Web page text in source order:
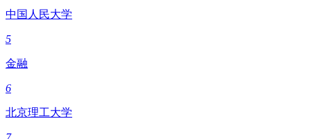
中国人民大学
5
金融
6
北京理工大学